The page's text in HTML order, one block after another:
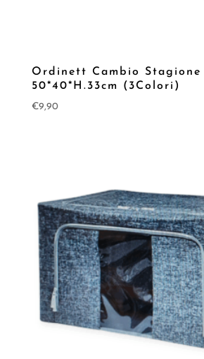
Ordinett Cambio Stagione
50*40*H.33cm (3Colori)
€9,90